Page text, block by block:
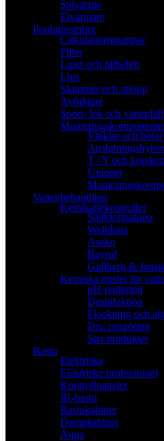
Solvärme
Elvärmare
Poolutrustning
Cirkulationspumpar
Filter
Liner och tillbehör
Ljus
Skimmer och utlopp
Avfuktare
Sport- lek och vattenfall
Vinklar och böjar
T / Y och
Unioner
Vattenbehandling
Kemikaliekontroller
Saltklorinatorer
Welldana
Aseko
Bayrol
Gullberg &
Kemiska medel för
pH-reglering
Desinfektion
Flockning och
Div. rengöring
Spa produkter
Bastu
Elektriska
Elektriske professionel
Kontrollpaneler
IR-bastu
Bastukabiner
Dampkabiner
Ånga